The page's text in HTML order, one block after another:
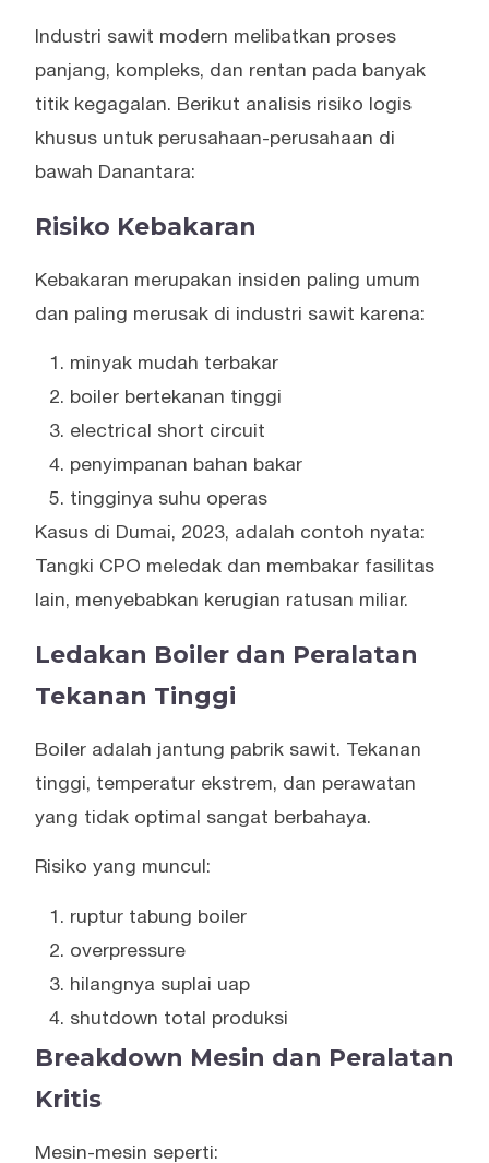
Industri sawit modern melibatkan proses
panjang, kompleks, dan rentan pada banyak
titik kegagalan. Berikut analisis risiko logis
khusus untuk perusahaan-perusahaan di
bawah Danantara:
Risiko Kebakaran
Kebakaran merupakan insiden paling umum
dan paling merusak di industri sawit karena:
minyak mudah terbakar
boiler bertekanan tinggi
electrical short circuit
penyimpanan bahan bakar
tingginya suhu operas
Kasus di Dumai, 2023, adalah contoh nyata:
Tangki CPO meledak dan membakar fasilitas
lain, menyebabkan kerugian ratusan miliar.
Ledakan Boiler dan Peralatan
Tekanan Tinggi
Boiler adalah jantung pabrik sawit. Tekanan
tinggi, temperatur ekstrem, dan perawatan
yang tidak optimal sangat berbahaya.
Risiko yang muncul:
ruptur tabung boiler
overpressure
hilangnya suplai uap
shutdown total produksi
Breakdown Mesin dan Peralatan
Kritis
Mesin-mesin seperti: